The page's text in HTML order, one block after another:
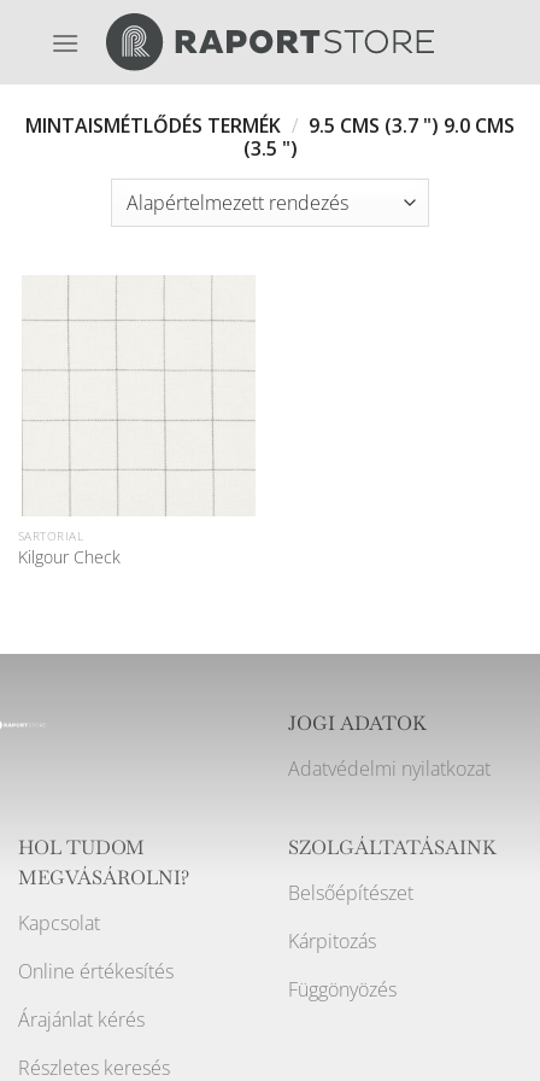
MINTAISMÉTLŐDÉS TERMÉK / 9.5 CMS (3.7 ") 9.0 CMS
(3.5 ")
SARTORIAL
Kilgour Check
JOGI ADATOK
Adatvédelmi nyilatkozat
HOL TUDOM
MEGVÁSÁROLNI?
Kapcsolat
Online értékesítés
Árajánlat kérés
Részletes keresés
SZOLGÁLTATÁSAINK
Belsőépítészet
Kárpitozás
Függönyözés